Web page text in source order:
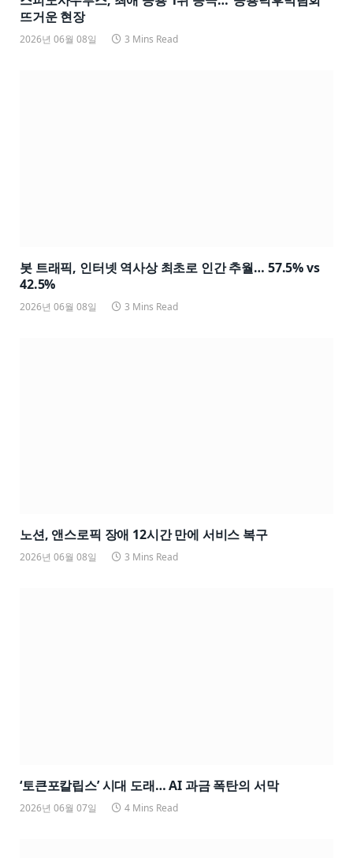
뜨거운 현장
2026년 06월 08일 3 Mins Read
봇 트래픽, 인터넷 역사상 최초로 인간 추월… 57.5% vs
42.5%
2026년 06월 08일 3 Mins Read
노션, 앤스로픽 장애 12시간 만에 서비스 복구
2026년 06월 08일 3 Mins Read
‘토큰포칼립스’ 시대 도래… AI 과금 폭탄의 서막
2026년 06월 07일 4 Mins Read